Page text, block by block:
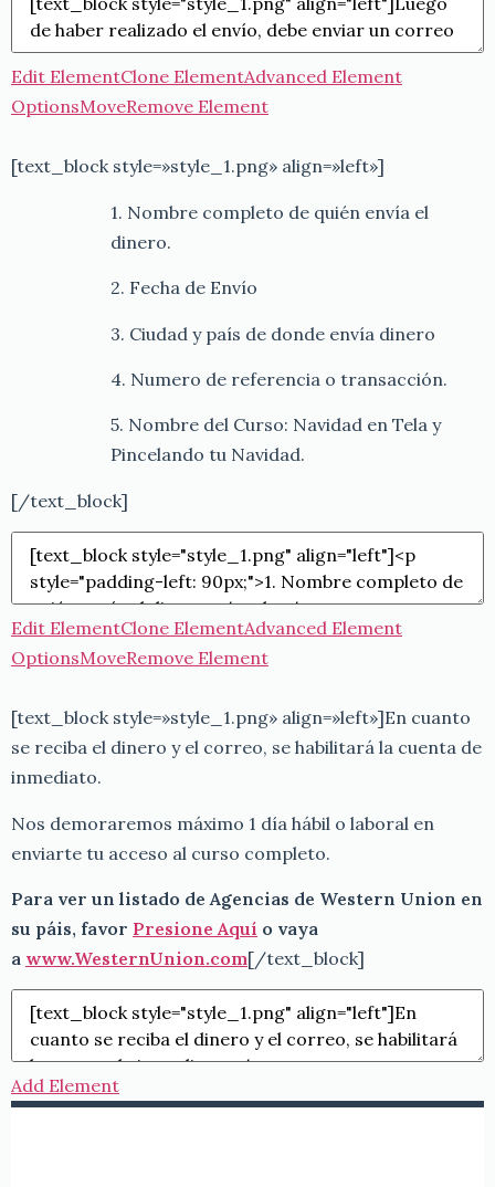
Edit ElementClone ElementAdvanced Element
OptionsMoveRemove Element
[text_block style=»style_1.png» align=»left»]
1. Nombre completo de quién envía el
dinero.
2. Fecha de Envío
3. Ciudad y país de donde envía dinero
4. Numero de referencia o transacción.
5. Nombre del Curso: Navidad en Tela y
Pincelando tu Navidad.
[/text_block]
Edit ElementClone ElementAdvanced Element
OptionsMoveRemove Element
[text_block style=»style_1.png» align=»left»]En cuanto
se reciba el dinero y el correo, se habilitará la cuenta de
inmediato.
Nos demoraremos máximo 1 día hábil o laboral en
enviarte tu acceso al curso completo.
Para ver un listado de Agencias de Western Union en
su páis, favor Presione Aquí o vaya
a www.WesternUnion.com[/text_block]
Add Element